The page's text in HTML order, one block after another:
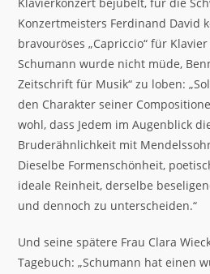
Konzertmeisters Ferdinand David
bravouröses „Capriccio“ für
Schumann wurde nicht müde,
Zeitschrift für Musik“ zu loben:
den Charakter seiner
wohl, dass Jedem im Augenblick
Bruderähnlichkeit mit
Dieselbe Formenschönheit,
ideale Reinheit, derselbe
und dennoch zu unterscheiden.“
Und seine spätere Frau Clara
Tagebuch: „Schumann hat einen